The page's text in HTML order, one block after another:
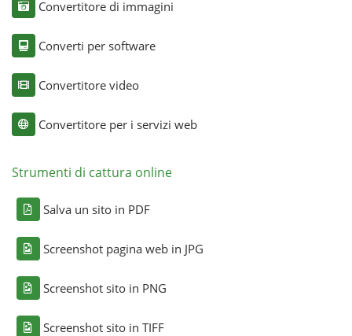
Convertitore di immagini
Converti per software
Convertitore video
Convertitore per i servizi web
Strumenti di cattura online
Salva un sito in PDF
Screenshot pagina web in JPG
Screenshot sito in PNG
Screenshot sito in TIFF